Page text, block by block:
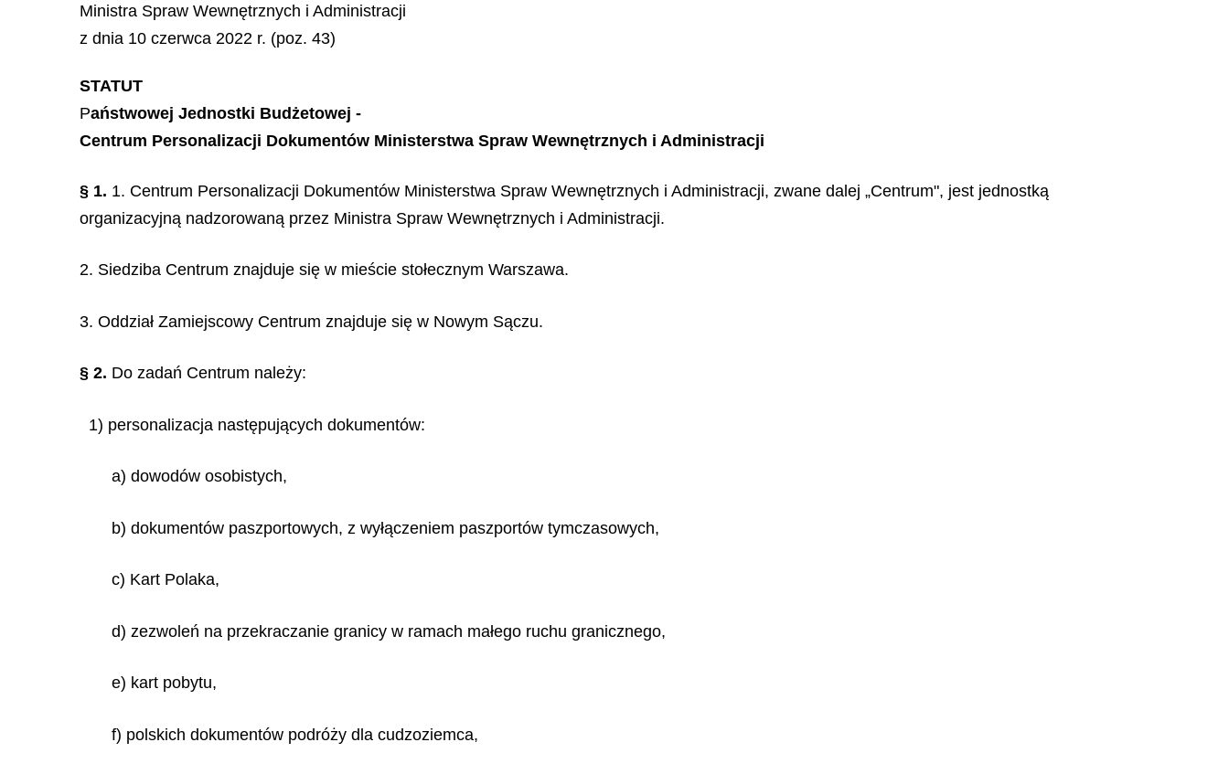
Ministra Spraw Wewnętrznych i Administracji
z dnia 10 czerwca 2022 r. (poz. 43)
STATUT
Państwowej Jednostki Budżetowej -
Centrum Personalizacji Dokumentów Ministerstwa Spraw Wewnętrznych i Administracji
§ 1. 1. Centrum Personalizacji Dokumentów Ministerstwa Spraw Wewnętrznych i Administracji, zwane dalej „Centrum", jest jednostką
organizacyjną nadzorowaną przez Ministra Spraw Wewnętrznych i Administracji.
2. Siedziba Centrum znajduje się w mieście stołecznym Warszawa.
3. Oddział Zamiejscowy Centrum znajduje się w Nowym Sączu.
§ 2. Do zadań Centrum należy:
1) personalizacja następujących dokumentów:
a) dowodów osobistych,
b) dokumentów paszportowych, z wyłączeniem paszportów tymczasowych,
c) Kart Polaka,
d) zezwoleń na przekraczanie granicy w ramach małego ruchu granicznego,
e) kart pobytu,
f) polskich dokumentów podróży dla cudzoziemca,